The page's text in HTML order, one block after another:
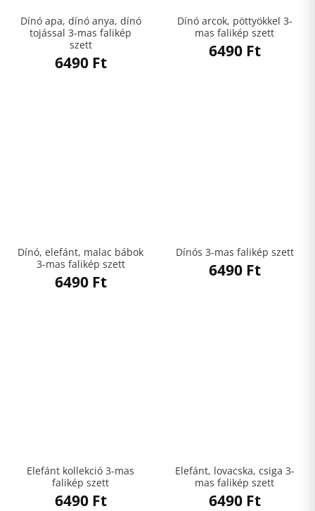
Dínó apa, dínó anya, dínó
tojással 3-mas falikép
szett
6490 Ft
Dínó arcok, pöttyökkel 3-
mas falikép szett
6490 Ft
Dínó, elefánt, malac bábok
3-mas falikép szett
6490 Ft
Dínós 3-mas falikép szett
6490 Ft
Elefánt kollekció 3-mas
falikép szett
6490 Ft
Elefánt, lovacska, csiga 3-
mas falikép szett
6490 Ft